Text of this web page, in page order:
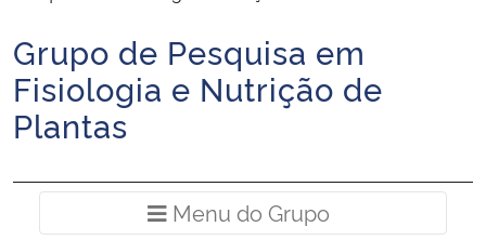
Ministério da Infraestrutura
Ministério da Agricultura, Pecuária e Abastecimento
Ministério da Educação
Início do conteúdo
Grupo de Pesquisa em
Fisiologia e Nutrição de
Plantas
Menu do Grupo